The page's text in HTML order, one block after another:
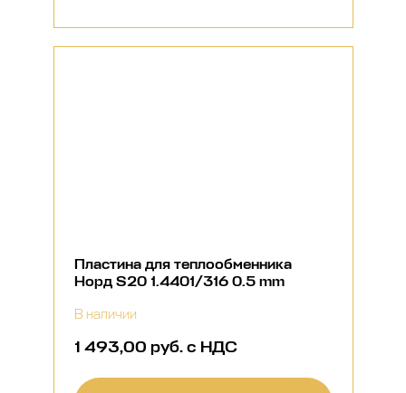
Пластина для теплообменника
Норд S20 1.4401/316 0.5 mm
В наличии
1 493,00 руб. с НДС